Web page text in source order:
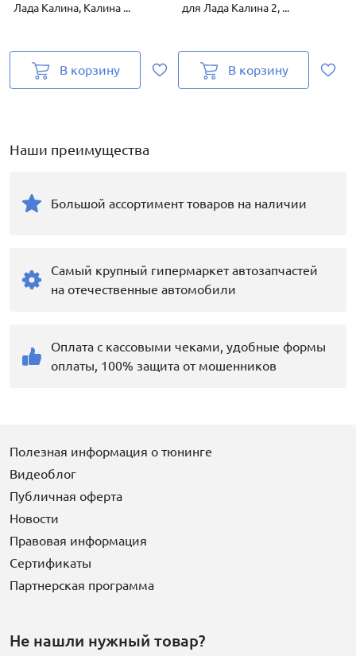
Лада Калина, Калина ...
В корзину
для Лада Калина 2, ...
В корзину
Наши преимущества
Большой ассортимент товаров на наличии
Самый крупный гипермаркет автозапчастей
на отечественные автомобили
Оплата с кассовыми чеками, удобные формы
оплаты, 100% защита от мошенников
Полезная информация о тюнинге
Видеоблог
Публичная оферта
Новости
Правовая информация
Сертификаты
Партнерская программа
Не нашли нужный товар?